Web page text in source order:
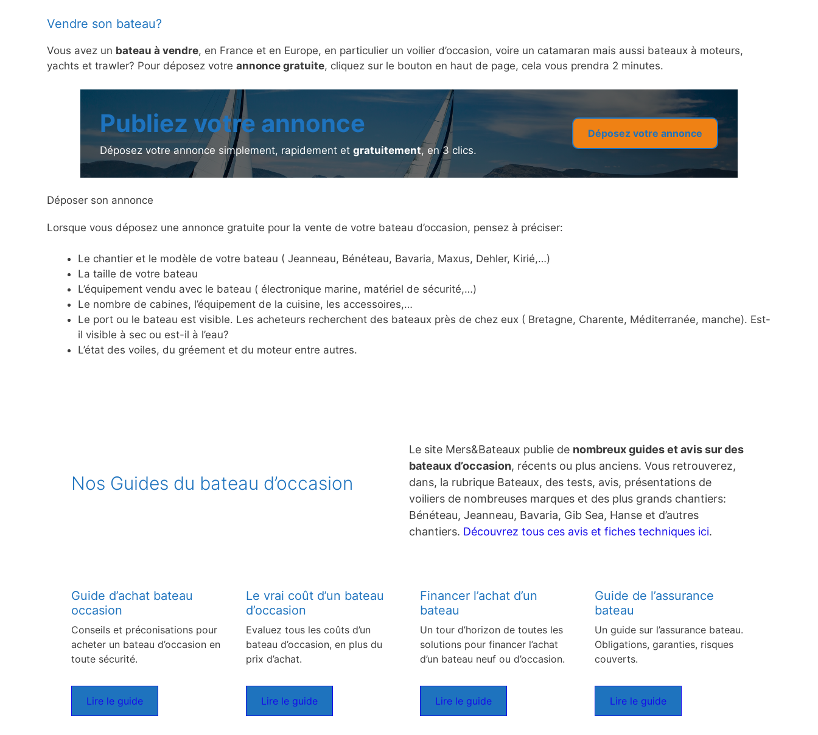
Vendre son bateau?
Vous avez un bateau à vendre, en France et en Europe, en particulier un voilier d’occasion, voire un catamaran mais aussi bateaux à moteurs,
yachts et trawler? Pour déposez votre annonce gratuite, cliquez sur le bouton en haut de page, cela vous prendra 2 minutes.
Publiez votre annonce
Déposez votre annonce simplement, rapidement et gratuitement, en 3 clics.
Déposez votre annonce
Déposer son annonce
Lorsque vous déposez une annonce gratuite pour la vente de votre bateau d’occasion, pensez à préciser:
Le chantier et le modèle de votre bateau ( Jeanneau, Bénéteau, Bavaria, Maxus, Dehler, Kirié,…)
La taille de votre bateau
L’équipement vendu avec le bateau ( électronique marine, matériel de sécurité,…)
Le nombre de cabines, l’équipement de la cuisine, les accessoires,…
Le port ou le bateau est visible. Les acheteurs recherchent des bateaux près de chez eux ( Bretagne, Charente, Méditerranée, manche). Est-
il visible à sec ou est-il à l’eau?
L’état des voiles, du gréement et du moteur entre autres.
Nos Guides du bateau d’occasion
Le site Mers&Bateaux publie de nombreux guides et avis sur des
bateaux d’occasion, récents ou plus anciens. Vous retrouverez,
dans, la rubrique Bateaux, des tests, avis, présentations de
voiliers de nombreuses marques et des plus grands chantiers:
Bénéteau, Jeanneau, Bavaria, Gib Sea, Hanse et d’autres
chantiers. Découvrez tous ces avis et fiches techniques ici.
Guide d’achat bateau
occasion
Conseils et préconisations pour
acheter un bateau d’occasion en
toute sécurité.
Lire le guide
Le vrai coût d’un bateau
d’occasion
Evaluez tous les coûts d’un
bateau d’occasion, en plus du
prix d’achat.
Lire le guide
Financer l’achat d’un
bateau
Un tour d’horizon de toutes les
solutions pour financer l’achat
d’un bateau neuf ou d’occasion.
Lire le guide
Guide de l’assurance
bateau
Un guide sur l’assurance bateau.
Obligations, garanties, risques
couverts.
Lire le guide